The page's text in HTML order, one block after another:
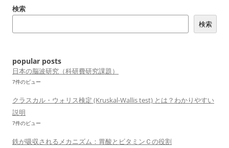
ー
検索
検索
popular posts
日本の脳波研究（科研費研究課題）
7件のビュー
クラスカル・ウォリス検定 (Kruskal-Wallis test) とは？わかりやすい
説明
7件のビュー
鉄が吸収されるメカニズム：胃酸とビタミンＣの役割